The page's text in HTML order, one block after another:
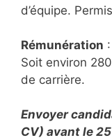
d’équipe.
Rémunération
Soit environ
de carrière.
Envoyer
CV) avant le